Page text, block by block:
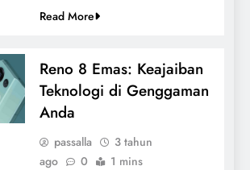
Read More
Reno 8 Emas: Keajaiban
Teknologi di Genggaman
Anda
passalla
3 tahun
ago
0 1 mins